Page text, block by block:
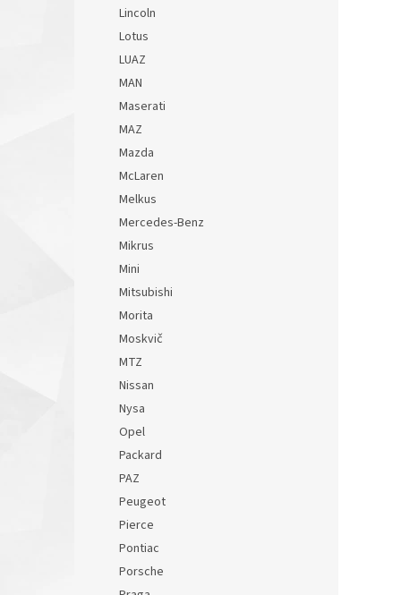
Lincoln
Lotus
LUAZ
MAN
Maserati
MAZ
Mazda
McLaren
Melkus
Mercedes-Benz
Mikrus
Mini
Mitsubishi
Morita
Moskvič
MTZ
Nissan
Nysa
Opel
Packard
PAZ
Peugeot
Pierce
Pontiac
Porsche